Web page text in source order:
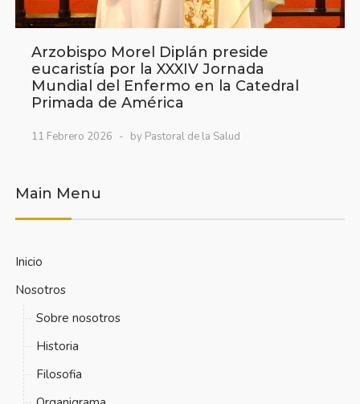
Arzobispo Morel Diplán preside
eucaristía por la XXXIV Jornada
Mundial del Enfermo en la Catedral
Primada de América
11 Febrero 2026 by Pastoral de la Salud
Main Menu
Inicio
Nosotros
Sobre nosotros
Historia
Filosofia